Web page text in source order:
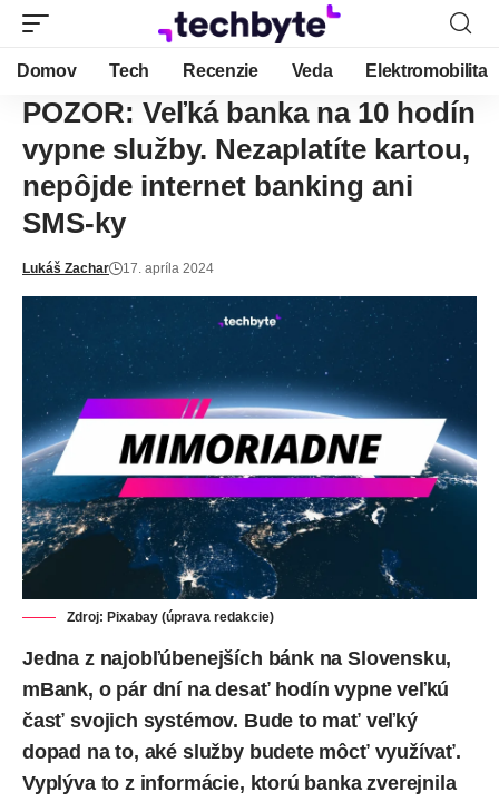
Domov Tech Recenzie Veda Elektromobilita
POZOR: Veľká banka na 10 hodín
vypne služby. Nezaplatíte kartou,
nepôjde internet banking ani
SMS-ky
Lukáš Zachar 17. apríla 2024
Zdroj: Pixabay (úprava redakcie)
Jedna z najobľúbenejších bánk na Slovensku,
mBank, o pár dní na desať hodín vypne veľkú
časť svojich systémov. Bude to mať veľký
dopad na to, aké služby budete môcť využívať.
Vyplýva to z informácie, ktorú banka zverejnila